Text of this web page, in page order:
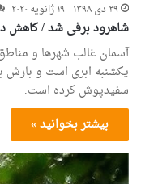
۲۹ دی ۱۳۹۸ - ۱۹ ژانویه ۲۰۲۰
شاهرود برفی شد / کاهش دما تا ۴۸ ساعت دیگر
آسمان غالب شهرها و
یکشنبه ابری است و بارش
سفیدپوش کرده است.
بیشتر بخوانید »